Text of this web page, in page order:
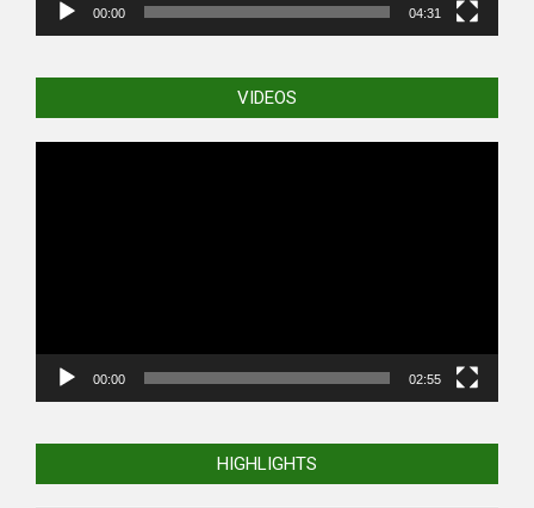
00:00 04:31
VIDEOS
00:00 02:55
HIGHLIGHTS